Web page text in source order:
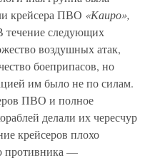
крейсера ПВО «Каиро»,
течение следующих
воздушных атак,
боеприпасов, но
им было не по силам.
ПВО и полное
делали их чересчур
крейсеров плохо
противника —